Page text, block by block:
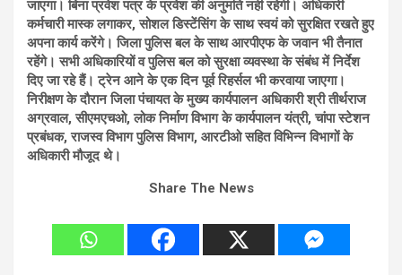
जाएगा। बिना प्रवेश पत्र के प्रवेश की अनुमति नही रहेगी। अधिकारी
कर्मचारी मास्क लगाकर, सोशल डिस्टेंसिंग के साथ स्वयं को सुरक्षित रखते हुए
अपना कार्य करेंगे। जिला पुलिस बल के साथ आरपीएफ के जवान भी तैनात
रहेंगे। सभी अधिकारियों व पुलिस बल को सुरक्षा व्यवस्था के संबंध में निर्देश
दिए जा रहे हैं। ट्रेन आने के एक दिन पूर्व रिहर्सल भी करवाया जाएगा।
निरीक्षण के दौरान जिला पंचायत के मुख्य कार्यपालन अधिकारी श्री तीर्थराज
अग्रवाल, सीएमएचओ, लोक निर्माण विभाग के कार्यपालन यंत्री, चांपा स्टेशन
प्रबंधक, राजस्व विभाग पुलिस विभाग, आरटीओ सहित विभिन्न विभागों के
अधिकारी मौजूद थे।
Share The News